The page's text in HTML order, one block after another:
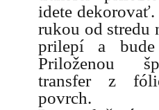
idete
rukou od stredu
prilepí a
Priloženou
transfer z
povrch.